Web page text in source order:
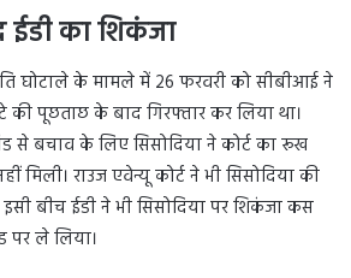
का शिकंजा
घोटाले के मामले में 26 फरवरी को सीबीआई ने
की पूछताछ के बाद गिरफ्तार कर लिया था।
से बचाव के लिए सिसोदिया ने कोर्ट का रूख
मिली। राउज एवेन्यू कोर्ट ने भी सिसोदिया की
बीच ईडी ने भी सिसोदिया पर शिकंजा कस
पर ले लिया।